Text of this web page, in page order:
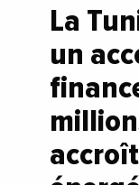
La
un